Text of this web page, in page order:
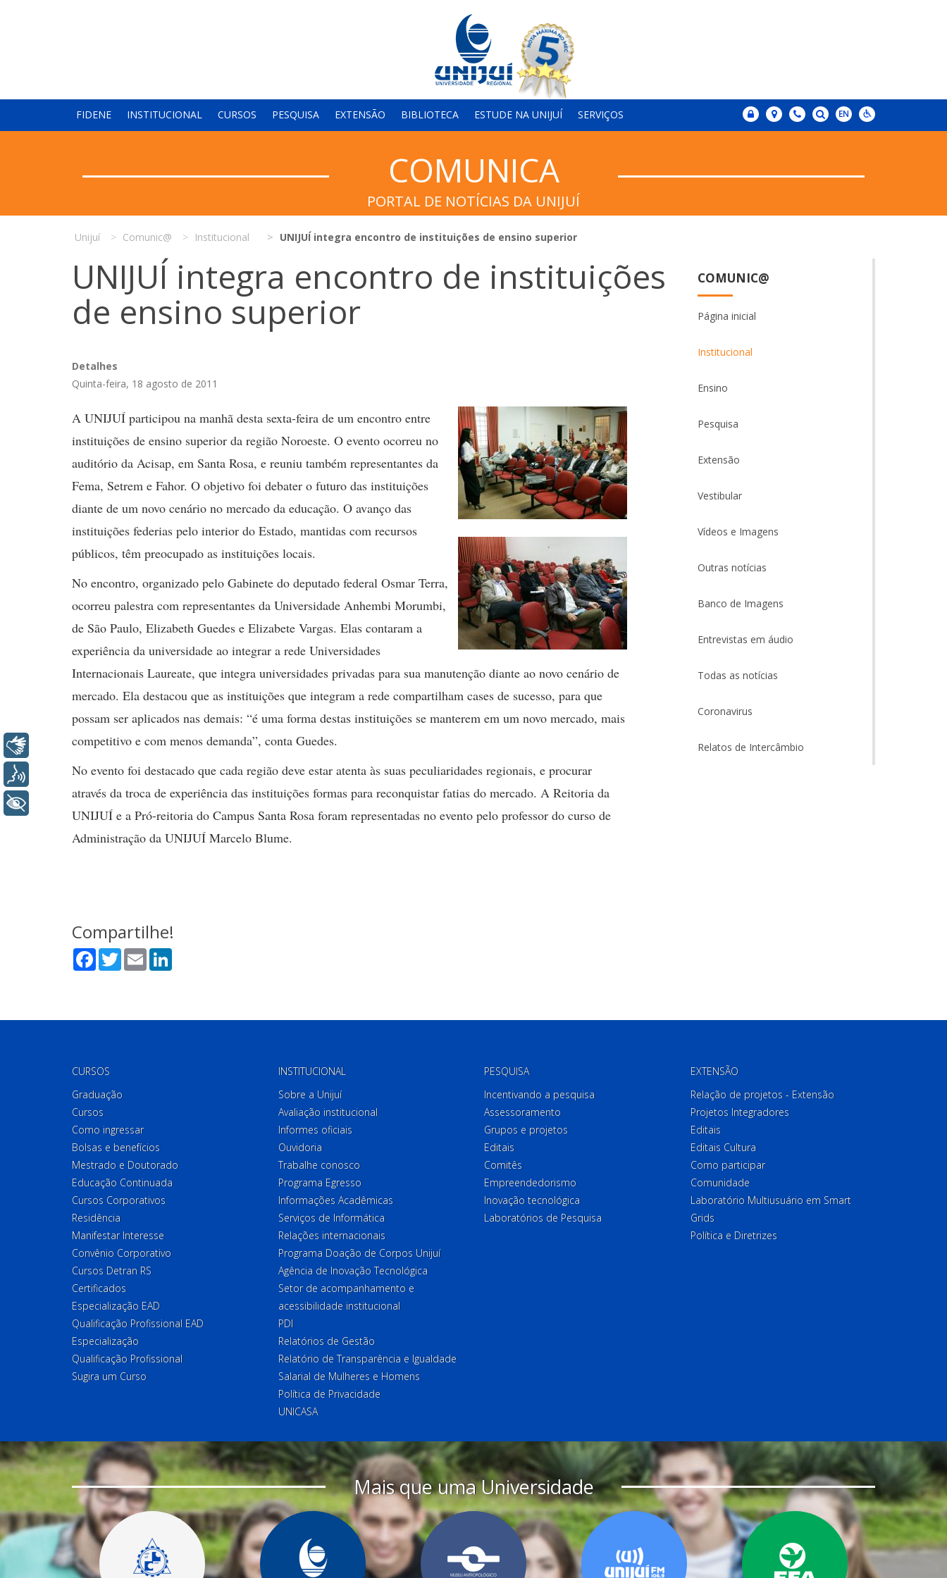
FIDENE INSTITUCIONAL CURSOS PESQUISA EXTENSÃO BIBLIOTECA ESTUDE NA UNIJUÍ SERVIÇOS
COMUNICA
PORTAL DE NOTÍCIAS DA UNIJUÍ
Unijuí Comunic@ Institucional UNIJUÍ integra encontro de instituições de ensino superior
UNIJUÍ integra encontro de instituições
de ensino superior
Detalhes
Quinta-feira, 18 agosto de 2011
A UNIJUÍ participou na manhã desta sexta-feira de um encontro entre
instituições de ensino superior da região Noroeste. O evento ocorreu no
auditório da Acisap, em Santa Rosa, e reuniu também representantes da
Fema, Setrem e Fahor. O objetivo foi debater o futuro das instituições
diante de um novo cenário no mercado da educação. O avanço das
instituições federias pelo interior do Estado, mantidas com recursos
públicos, têm preocupado as instituições locais.
No encontro, organizado pelo Gabinete do deputado federal Osmar Terra,
ocorreu palestra com representantes da Universidade Anhembi Morumbi,
de São Paulo, Elizabeth Guedes e Elizabete Vargas. Elas contaram a
experiência da universidade ao integrar a rede Universidades
Internacionais Laureate, que integra universidades privadas para sua manutenção diante ao novo cenário de
mercado. Ela destacou que as instituições que integram a rede compartilham cases de sucesso, para que
possam ser aplicados nas demais: “é uma forma destas instituições se manterem em um novo mercado, mais
competitivo e com menos demanda”, conta Guedes.
No evento foi destacado que cada região deve estar atenta às suas peculiaridades regionais, e procurar
através da troca de experiência das instituições formas para reconquistar fatias do mercado. A Reitoria da
UNIJUÍ e a Pró-reitoria do Campus Santa Rosa foram representadas no evento pelo professor do curso de
Administração da UNIJUÍ Marcelo Blume.
Compartilhe!
Facebook
TwitterEmail
COMUNIC@
Página inicial
Institucional
Ensino
Pesquisa
Extensão
Vestibular
Vídeos e Imagens
Outras notícias
Banco de Imagens
Entrevistas em áudio
Todas as notícias
Coronavirus
Relatos de Intercâmbio
CURSOS
Graduação
Cursos
Como ingressar
Bolsas e benefícios
Mestrado e Doutorado
Educação Continuada
Cursos Corporativos
Residência
Manifestar Interesse
Convênio Corporativo
Cursos Detran RS
Certificados
Especialização EAD
Qualificação Profissional EAD
Especialização
Qualificação Profissional
Sugira um Curso
INSTITUCIONAL
Sobre a Unijuí
Avaliação institucional
Informes oficiais
Ouvidoria
Trabalhe conosco
Programa Egresso
Informações Acadêmicas
Serviços de Informática
Relações internacionais
Programa Doação de Corpos Unijuí
Agência de Inovação Tecnológica
Setor de acompanhamento e
acessibilidade institucional
PDI
Relatórios de Gestão
Relatório de Transparência e Igualdade
Salarial de Mulheres e Homens
Política de Privacidade
UNICASA
PESQUISA
Incentivando a pesquisa
Assessoramento
Grupos e projetos
Editais
Comitês
Empreendedorismo
Inovação tecnológica
Laboratórios de Pesquisa
EXTENSÃO
Relação de projetos - Extensão
Projetos Integradores
Editais
Editais Cultura
Como participar
Comunidade
Laboratório Multiusuário em Smart
Grids
Política e Diretrizes
Mais que uma Universidade
Libras